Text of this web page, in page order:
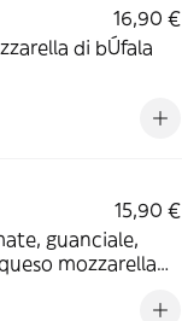
16,90 €
di bÚfala
15,90 €
guanciale,
mozzarella